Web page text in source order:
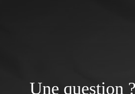
Une question ?